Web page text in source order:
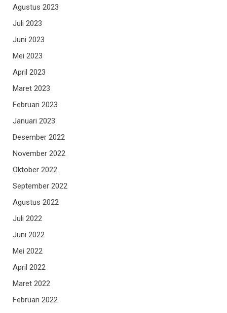
Agustus 2023
Juli 2023
Juni 2023
Mei 2023
April 2023
Maret 2023
Februari 2023
Januari 2023
Desember 2022
November 2022
Oktober 2022
September 2022
Agustus 2022
Juli 2022
Juni 2022
Mei 2022
April 2022
Maret 2022
Februari 2022